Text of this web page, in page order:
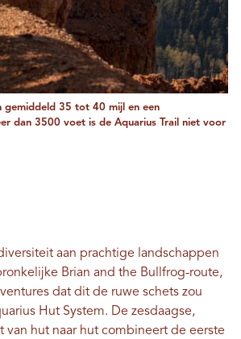
gemiddeld 35 tot 40 mijl en een
dan 3500 voet is de Aquarius Trail niet voor
aan prachtige landschappen
Brian and the Bullfrog-route,
dat dit de ruwe schets zou
Hut System. De zesdaagse,
van hut naar hut combineert de eerste